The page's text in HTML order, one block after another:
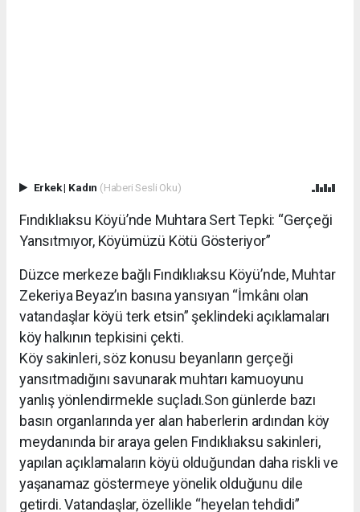
Erkek| Kadın (Haberi Sesli Oku)
Fındıklıaksu Köyü’nde Muhtara Sert Tepki: “Gerçeği
Yansıtmıyor, Köyümüzü Kötü Gösteriyor”
Düzce merkeze bağlı Fındıklıaksu Köyü’nde, Muhtar
Zekeriya Beyaz’ın basına yansıyan “İmkânı olan
vatandaşlar köyü terk etsin” şeklindeki açıklamaları
köy halkının tepkisini çekti.
Köy sakinleri, söz konusu beyanların gerçeği
yansıtmadığını savunarak muhtarı kamuoyunu
yanlış yönlendirmekle suçladı.Son günlerde bazı
basın organlarında yer alan haberlerin ardından köy
meydanında bir araya gelen Fındıklıaksu sakinleri,
yapılan açıklamaların köyü olduğundan daha riskli ve
yaşanamaz göstermeye yönelik olduğunu dile
getirdi. Vatandaşlar, özellikle “heyelan tehdidi”